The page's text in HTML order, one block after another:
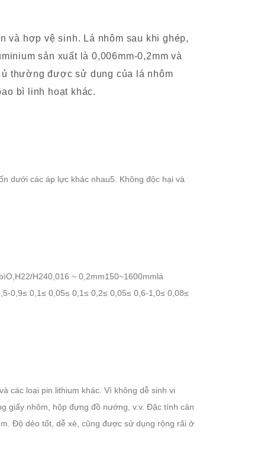
và hợp vệ sinh. Lá nhôm sau khi ghép,
sản xuất là 0,006mm-0,2mm và
thường được sử dụng của lá nhôm
bì linh hoạt khác.
dưới các áp lực khác nhau5. Không độc hại và
H240,016 ~ 0,2mm150~1600mmlá
0,9≤ 0,1≤ 0,05≤ 0,1≤ 0,2≤ 0,05≤ 0,6-1,0≤ 0,08≤
các loại pin lithium khác. Vì không dễ sinh vi
giấy nhôm, hộp đựng đồ nướng, v.v. Đặc tính cản
Độ dẻo tốt, dễ xé, cũng được sử dụng rộng rãi ở